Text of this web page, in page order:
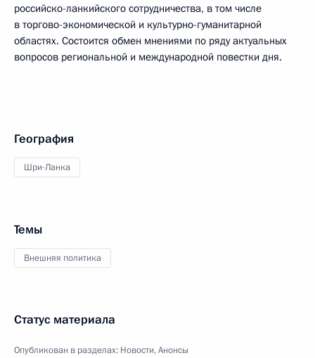
российско-ланкийского сотрудничества, в том числе
в торгово-экономической и культурно-гуманитарной
областях. Состоится обмен мнениями по ряду актуальных
вопросов региональной и международной повестки дня.
География
Шри-Ланка
Темы
Внешняя политика
Статус материала
Опубликован в разделах: Новости,Анонсы